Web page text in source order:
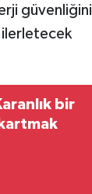
güvenliğini
ilerletecek
bir